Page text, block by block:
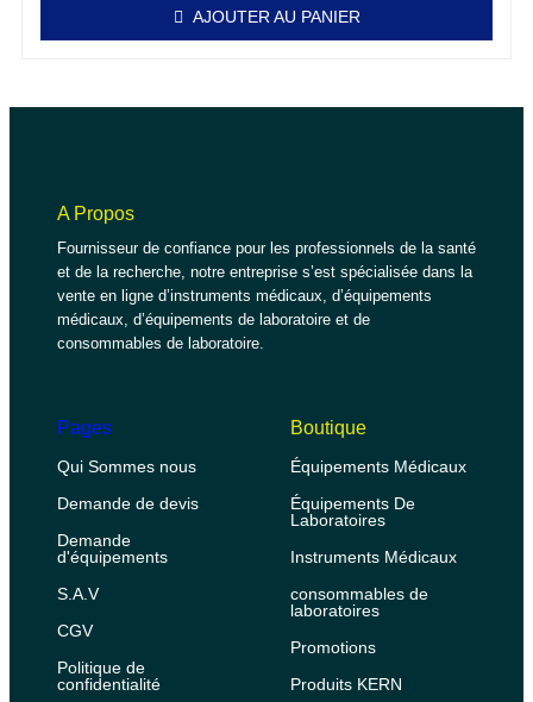
AJOUTER AU PANIER
A Propos
Fournisseur de confiance pour les professionnels de la santé
et de la recherche, notre entreprise s’est spécialisée dans la
vente en ligne d’instruments médicaux, d’équipements
médicaux, d’équipements de laboratoire et de
consommables de laboratoire.
Pages
Qui Sommes nous
Demande de devis
Demande
d'équipements
S.A.V
CGV
Politique de
confidentialité
Boutique
Équipements Médicaux
Équipements De
Laboratoires
Instruments Médicaux
consommables de
laboratoires
Promotions
Produits KERN